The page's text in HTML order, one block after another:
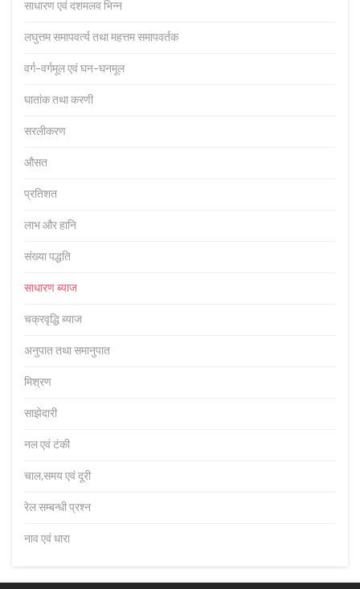
साधारण एवं दशमलव भिन्न
लघुत्तम समापवर्त्य तथा महत्तम समापवर्तक
वर्ग-वर्गमूल एवं घन-घनमूल
घातांक तथा करणी
सरलीकरण
औसत
प्रतिशत
लाभ और हानि
संख्या पद्धति
साधारण ब्याज
चक्रवृद्धि ब्याज
अनुपात तथा समानुपात
मिश्रण
साझेदारी
नल एवं टंकी
चाल,समय एवं दूरी
रेल सम्बन्धी प्रश्न
नाव एवं धारा